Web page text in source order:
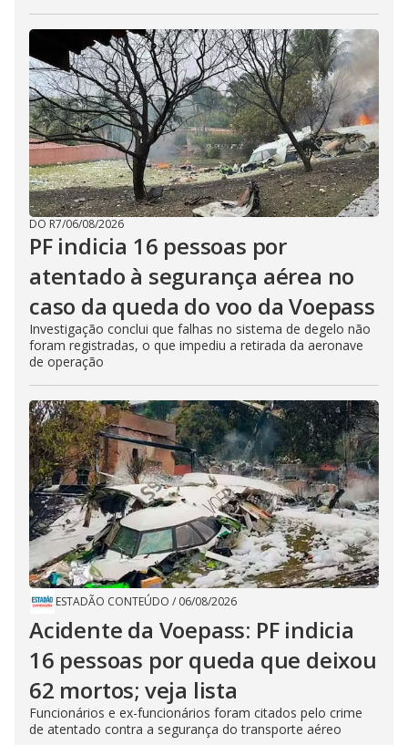
DO R7/06/08/2026
PF indicia 16 pessoas por
atentado à segurança aérea no
caso da queda do voo da Voepass
Investigação conclui que falhas no sistema de degelo não
foram registradas, o que impediu a retirada da aeronave
de operação
ESTADÃO CONTEÚDO / 06/08/2026
Acidente da Voepass: PF indicia
16 pessoas por queda que deixou
62 mortos; veja lista
Funcionários e ex-funcionários foram citados pelo crime
de atentado contra a segurança do transporte aéreo